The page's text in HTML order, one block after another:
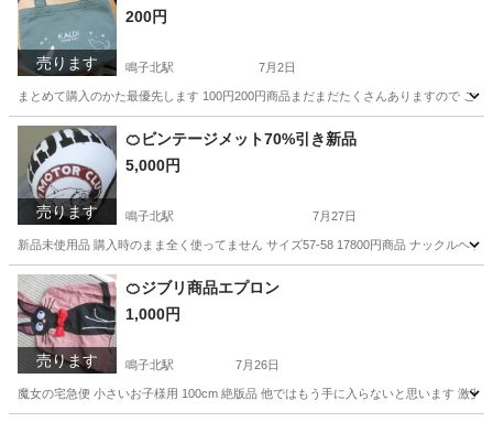
売ります
200円
鳴子北駅 7月2日
まとめて購入のかた最優先します 100円200円商品まだまだたくさんありますので ご
愛知 名古屋市 鳴子北駅 靴/バッグ
売ります
🍊ビンテージメット70%引き新品
5,000円
鳴子北駅 7月27日
新品未使用品 購入時のまま全く使ってません サイズ57‐58 17800円商品 ナックルヘ
愛知 名古屋市 鳴子北駅 その他
売ります
🍊ジブリ商品エプロン
1,000円
鳴子北駅 7月26日
魔女の宅急便 小さいお子様用 100cm 絶版品 他ではもう手に入らないと思います 激